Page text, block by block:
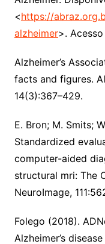
<https://
alzheimer>.
Alzheimer’s
facts and figures.
14(3):367–429.
E. Bron; M. Smits;
Standardized
computer-aided
structural mri: The
NeuroImage,
Folego (2018).
Alzheimer’s